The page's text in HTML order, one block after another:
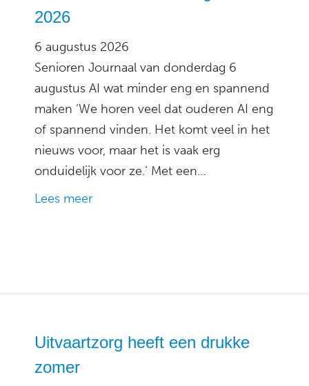
2026
6 augustus 2026
Senioren Journaal van donderdag 6
augustus AI wat minder eng en spannend
maken ‘We horen veel dat ouderen AI eng
of spannend vinden. Het komt veel in het
nieuws voor, maar het is vaak erg
onduidelijk voor ze.’ Met een…
Lees meer
Uitvaartzorg heeft een drukke
zomer